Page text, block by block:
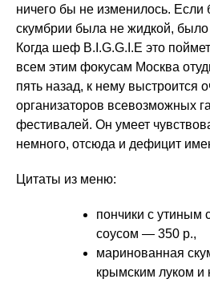
ничего бы не изменилось. Если
скумбрии была не жидкой,
Когда шеф B.I.G.G.I.E это
всем этим фокусам Москва
пять назад, к нему выстроится
организаторов всевозможных
фестивалей. Он умеет
немного, отсюда и дефицит
Цитаты из меню:
пончики с утиным
соусом — 350 р.,
маринованная
крымским луком и